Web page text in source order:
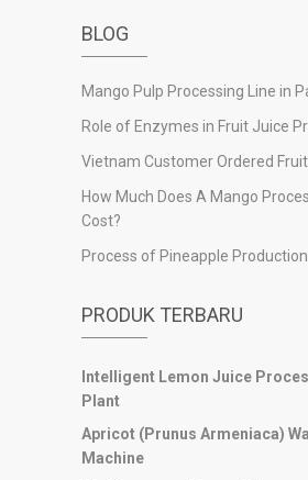
BLOG
Mango Pulp Processing Line in
Role of Enzymes in Fruit Juice
Vietnam Customer Ordered
How Much Does A Mango
Cost?
Process of Pineapple
PRODUK TERBARU
Intelligent Lemon Juice
Plant
Apricot (Prunus Armeniaca)
Machine